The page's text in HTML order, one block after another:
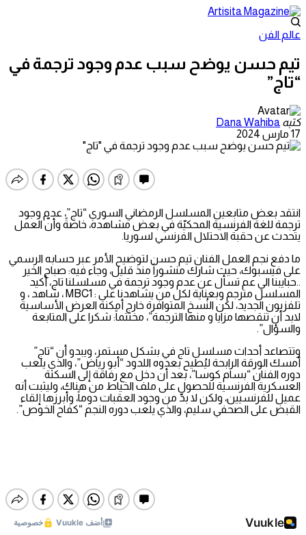
عالم الفن
تيم حسن يوضح سبب عدم وجود ترجمة في
“تاج”
كتبه Dana Wahiba
17 مارس 2024
انتقد بعض متابعين المسلسل الرمضاني السوري “تاج”، عدم وجود
ترجمة للغة الفرنسية المحكيّة في بعض مشاهده، خاصةً وأنّ العمل
يتحدث عن حقبة الاحتلال الفرنسي لسوريا.
ما دفع نجم العمل الفنان تيم حسن لتوضيح الأمر عبر حسابه الرسمي
على فيسبوك، حيث شارك منشوراً منذ قليل، وجاء فيه: صباح الخير
..حبايبنا الي عم تسأل عن عدم وجود ترجمة في مسلسلنا تاج، أكيد
المسلسل مترجم وبعناية لكل من يشاهدنا على : MBC1 ، شاهد ، و
تلفزيون الجديد، لكن النُسخ المتوافرة خارج أمكنة العرض الأساسية
لابد أن تنقصها مزايا و منها الترجمة”، مختتماً: شكرا على المتابعة
والسؤال”.
وتتصاعد أحداث مسلسل تاج في بشكل مستمر، ويبدو أن “تاج”
أمسك الورقة الرابحة ليُطيح بعدوه اللدود “أبو رياض”، والذي يلعب
دوره الفنان “بسام كوسا”، بعد أن دخل مع رفاقة إلى السكنة
العسكرية الفرنسية للحصول على ملف الخياط من هناك، وليثبت أنه
عميل للفرنسيين، ولكن لا بدّ من وجود العقبات دوماً، وأبرزها إلقاء
القبض على الصحفي سليم، والذي يلعب دوره النجم “كفاح الخوص”.